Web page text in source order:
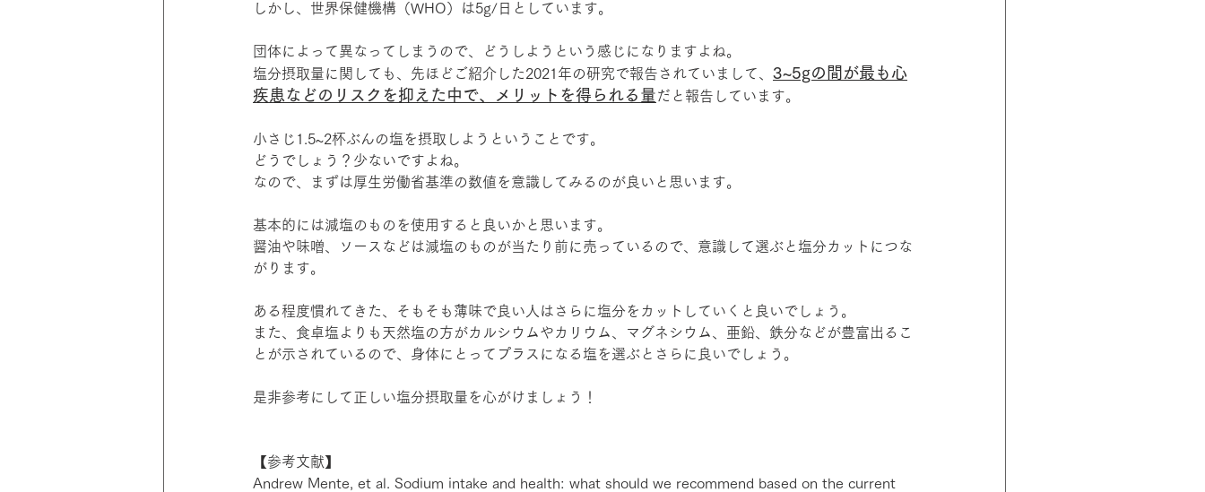
しかし、世界保健機構（WHO）は5g/日としています。
団体によって異なってしまうので、どうしようという感じになりますよね。
塩分摂取量に関しても、先ほどご紹介した2021年の研究で報告されていまして、 3~5gの間が最も心
疾患などのリスクを抑えた中で、メリットを得られる量だと報告しています。
小さじ1.5~2杯ぶんの塩を摂取しようということです。
どうでしょう？少ないですよね。
なので、まずは厚生労働省基準の数値を意識してみるのが良いと思います。
基本的には減塩のものを使用すると良いかと思います。
醤油や味噌、ソースなどは減塩のものが当たり前に売っているので、意識して選ぶと塩分カットにつな
がります。
ある程度慣れてきた、そもそも薄味で良い人はさらに塩分をカットしていくと良いでしょう。
また、食卓塩よりも天然塩の方がカルシウムやカリウム、マグネシウム、亜鉛、鉄分などが豊富出るこ
とが示されているので、身体にとってプラスになる塩を選ぶとさらに良いでしょう。
是非参考にして正しい塩分摂取量を心がけましょう！
【参考文献】
Andrew Mente, et al. Sodium intake and health: what should we recommend based on the current